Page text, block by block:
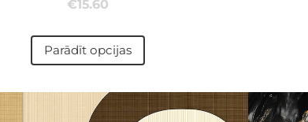
€15.60
Parādīt opcijas